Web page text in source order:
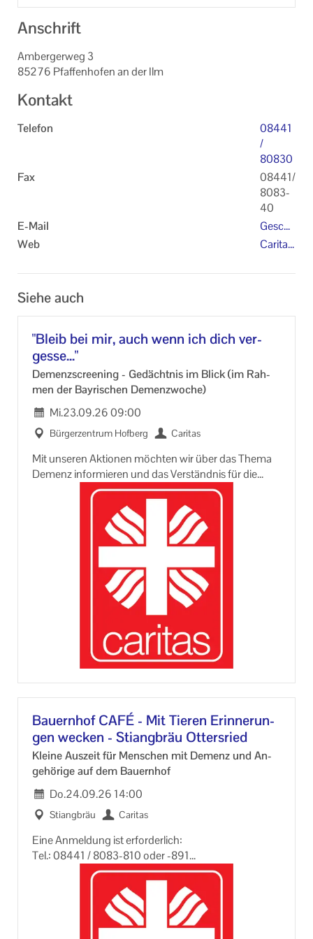
Anschrift
Ambergerweg 3
85276 Pfaffenhofen an der Ilm
Kontakt
Telefon
08441
/
80830
Fax
08441/
8083-
40
E-Mail
Gescha
eftsleit
AF@ca
n.org
Web
Caritas
m
Siehe auch
"Bleib bei mir, auch wenn ich dich ver­
ges­se..."
De­menz­scree­ning - Ge­dächt­nis im Blick (im Rah­
men der Bay­ri­schen De­menz­wo­che)
Mi.23.09.2609:00
Bür­ger­zen­trum Hof­berg Ca­ri­tas
Mit un­se­ren Ak­tio­nen möch­ten wir über das Thema
De­menz in­for­mie­ren und das Ver­ständ­nis für die
Krank­heit und die Be­dürf­nis­se der Men­schen mit De­
An­mel­dung er­for­der­lich bei:
Fach­stel­le für pfle­gen­de An­ge­hö­ri­ge - Ca­rit­aszen­
trum Pfaf­fen­ho­fen
08441 / 8083-​810 oder -891
pflegende-​angehörige-PAF@ca­ri­tas­mu­en­chen.org
Bau­ern­hof CAFÉ - Mit Tie­ren Er­in­ne­run­
gen we­cken - Stiang­bräu Ot­ters­ried
Klei­ne Aus­zeit für Men­schen mit De­menz und An­
ge­hö­ri­ge auf dem Bau­ern­hof
Do.24.09.26 14:00
Stiang­bräu Ca­ri­tas
Eine An­mel­dung ist er­for­der­lich:
Tel.: 08441 / 8083-​810 oder -891
pflegende-​angehoerige-PAF@ca­ri­tas­mu­en­chen.org
Das Fell des Hof­hun­des spü­ren, den Duft der Tiere
rie­chen, den Trak­tor sehen, den Ku­chen aus den
Eiern der Hof­hüh­ner schme­cken…: All diese Sin­
nesen­drü­cke kön­nen ein guter Zu­gang sein, um Er­in­